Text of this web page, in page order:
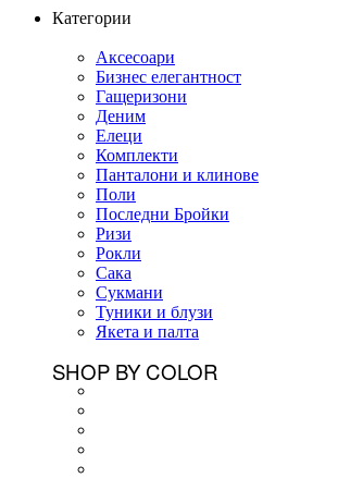
Категории
Аксесоари
Бизнес елегантност
Гащеризони
Деним
Елеци
Комплекти
Панталони и клинове
Поли
Последни Бройки
Ризи
Рокли
Сака
Сукмани
Туники и блузи
Якета и палта
SHOP BY COLOR